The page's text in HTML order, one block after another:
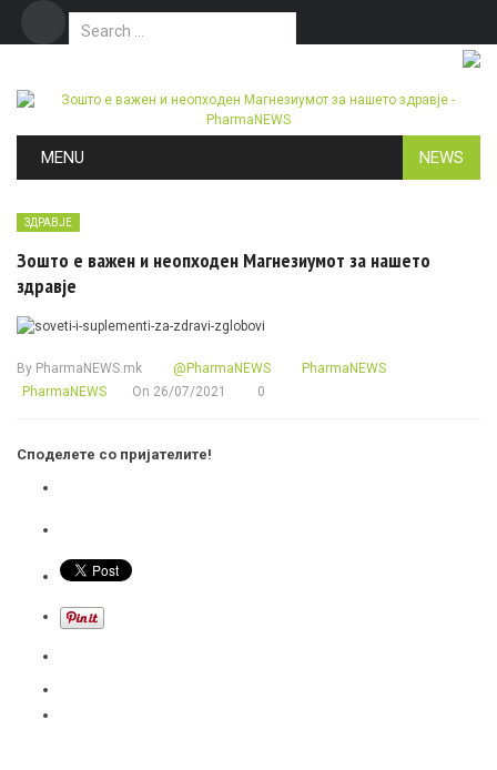
Search for:
MENU NEWS
ЗДРАВЈЕ
Зошто е важен и неопходен Магнезиумот за нашето
здравје
By PharmaNEWS.mk @PharmaNEWS
PharmaNEWS
PharmaNEWS
On 26/07/2021 0
Споделете со пријателите!